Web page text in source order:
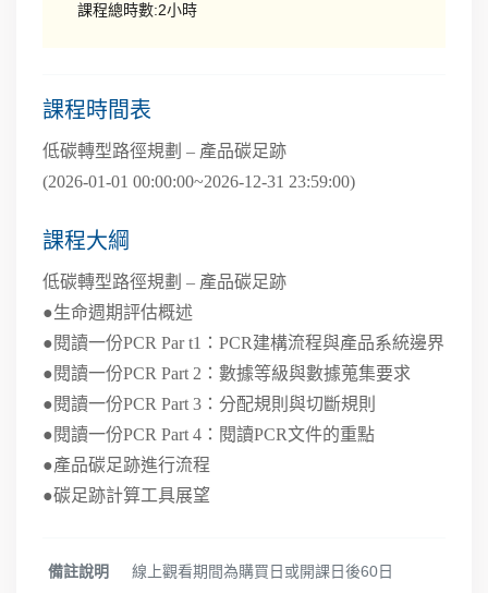
課程總時數:2小時
課程時間表
低碳轉型路徑規劃 – 產品碳足跡
(2026-01-01 00:00:00~2026-12-31 23:59:00)
課程大綱
低碳轉型路徑規劃 – 產品碳足跡
●生命週期評估概述
●閱讀一份PCR Par t1：PCR建構流程與產品系統邊界
●閱讀一份PCR Part 2：數據等級與數據蒐集要求
●閱讀一份PCR Part 3：分配規則與切斷規則
●閱讀一份PCR Part 4：閱讀PCR文件的重點
●產品碳足跡進行流程
●碳足跡計算工具展望
備註說明 線上觀看期間為購買日或開課日後60日